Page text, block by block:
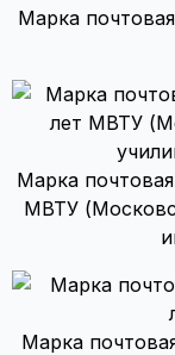
Марка
Марка
МВТУ
Марка